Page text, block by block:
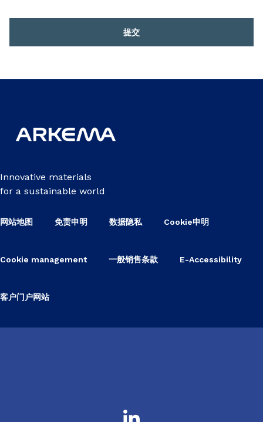
提交
Innovative materials
for a sustainable world
网站地图 免责申明 数据隐私 Cookie申明
Cookie management 一般销售条款 E-Accessibility
客户门户网站